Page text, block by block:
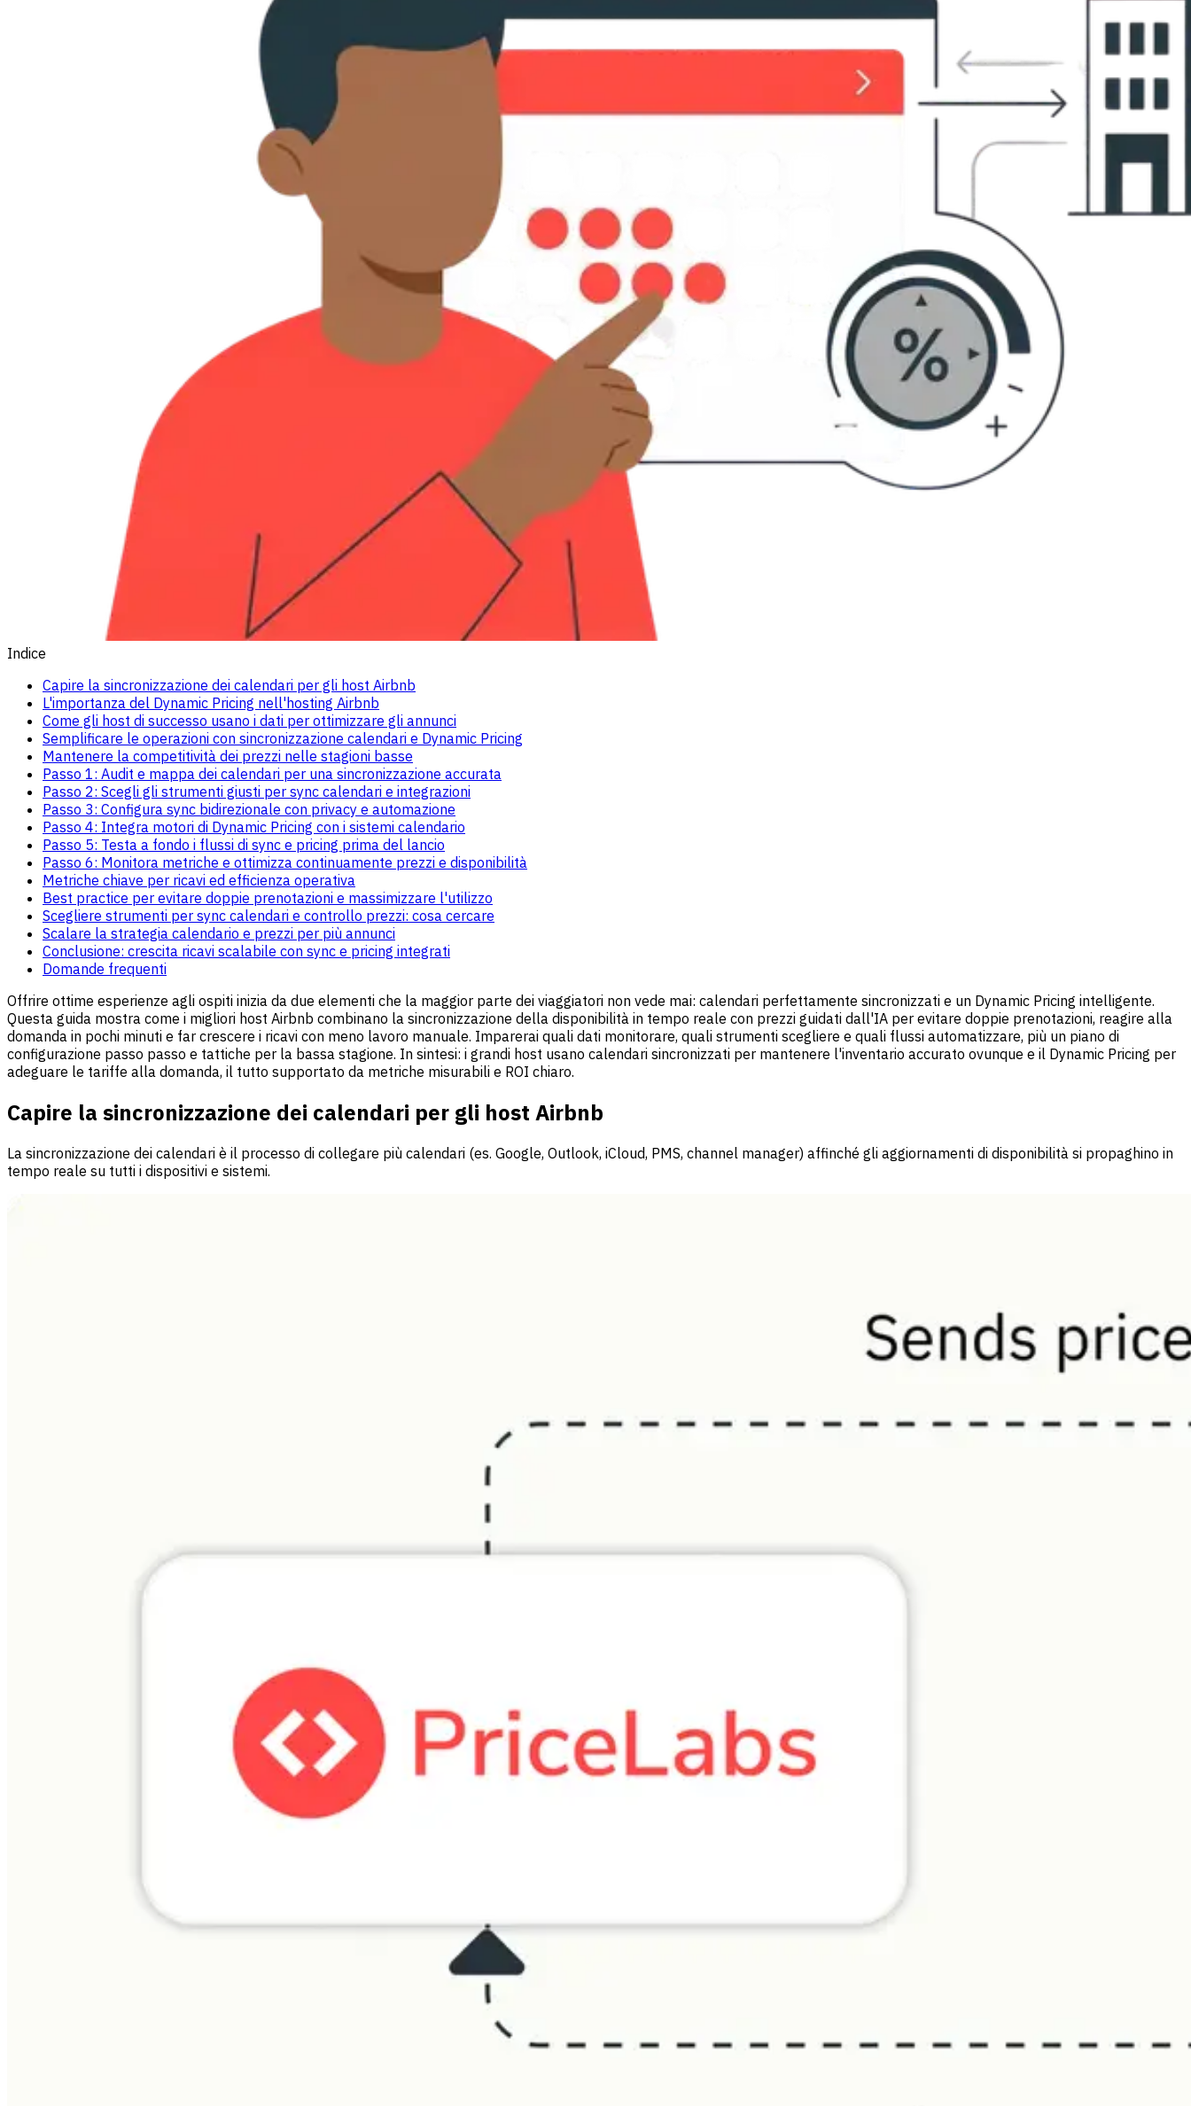
Indice
Capire la sincronizzazione dei calendari per gli host Airbnb
L'importanza del Dynamic Pricing nell'hosting Airbnb
Come gli host di successo usano i dati per ottimizzare gli annunci
Semplificare le operazioni con sincronizzazione calendari e Dynamic Pricing
Mantenere la competitività dei prezzi nelle stagioni basse
Passo 1: Audit e mappa dei calendari per una sincronizzazione accurata
Passo 2: Scegli gli strumenti giusti per sync calendari e integrazioni
Passo 3: Configura sync bidirezionale con privacy e automazione
Passo 4: Integra motori di Dynamic Pricing con i sistemi calendario
Passo 5: Testa a fondo i flussi di sync e pricing prima del lancio
Passo 6: Monitora metriche e ottimizza continuamente prezzi e disponibilità
Metriche chiave per ricavi ed efficienza operativa
Best practice per evitare doppie prenotazioni e massimizzare l'utilizzo
Scegliere strumenti per sync calendari e controllo prezzi: cosa cercare
Scalare la strategia calendario e prezzi per più annunci
Conclusione: crescita ricavi scalabile con sync e pricing integrati
Domande frequenti
Offrire ottime esperienze agli ospiti inizia da due elementi che la maggior parte dei viaggiatori non vede mai: calendari perfettamente sincronizzati e un Dynamic Pricing intelligente.
Questa guida mostra come i migliori host Airbnb combinano la sincronizzazione della disponibilità in tempo reale con prezzi guidati dall'IA per evitare doppie prenotazioni, reagire alla
domanda in pochi minuti e far crescere i ricavi con meno lavoro manuale. Imparerai quali dati monitorare, quali strumenti scegliere e quali flussi automatizzare, più un piano di
configurazione passo passo e tattiche per la bassa stagione. In sintesi: i grandi host usano calendari sincronizzati per mantenere l'inventario accurato ovunque e il Dynamic Pricing per
adeguare le tariffe alla domanda, il tutto supportato da metriche misurabili e ROI chiaro.
Capire la sincronizzazione dei calendari per gli host Airbnb
La sincronizzazione dei calendari è il processo di collegare più calendari (es. Google, Outlook, iCloud, PMS, channel manager) affinché gli aggiornamenti di disponibilità si propaghino in
tempo reale su tutti i dispositivi e sistemi.